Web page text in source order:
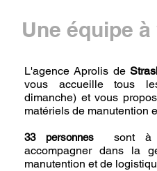
Une équipe
L'agence Aprolis de
vous accueille tous
dimanche) et vous
matériels de manutention
33 personnes
sont à
accompagner dans la
manutention et de